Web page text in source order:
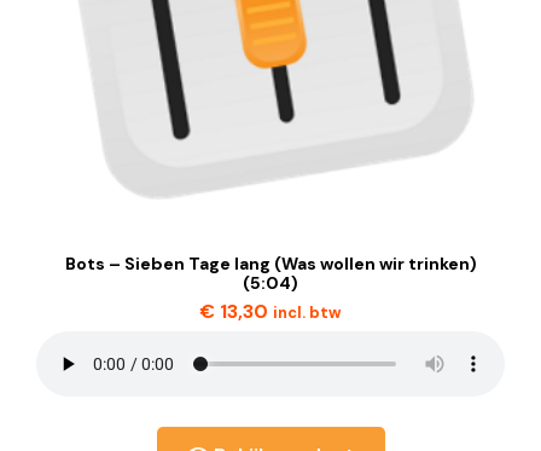
Bots – Sieben Tage lang (Was wollen wir trinken)
(5:04)
€ 13,30 incl. btw